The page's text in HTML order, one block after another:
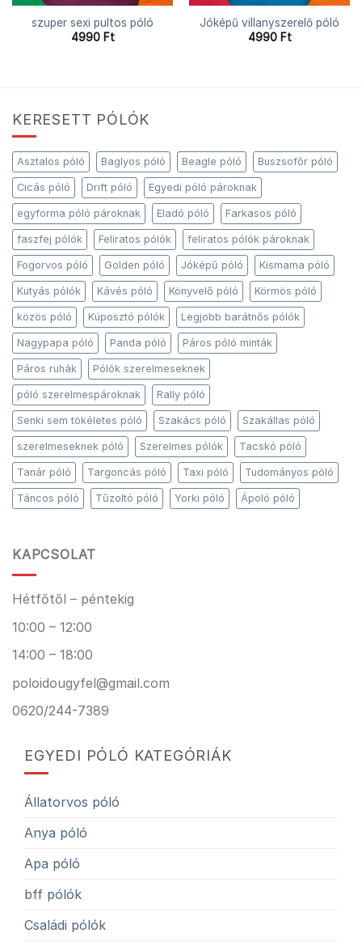
szuper sexi pultos póló
4990 Ft
Jóképű villanyszerelő póló
4990 Ft
KERESETT PÓLÓK
Asztalos póló Baglyos póló Beagle póló Buszsofőr póló
Cicás póló Drift póló Egyedi póló pároknak
egyforma póló pároknak Eladó póló Farkasos póló
faszfej pólók Feliratos pólók feliratos pólók pároknak
Fogorvos póló Golden póló Jóképű póló Kismama póló
Kutyás pólók Kávés póló Könyvelő póló Körmös póló
közös póló Kúposztó pólók Legjobb barátnős pólók
Nagypapa póló Panda póló Páros póló minták
Páros ruhák Pólók szerelmeseknek
póló szerelmespároknak Rally póló
Senki sem tökéletes póló Szakács póló Szakállas póló
szerelmeseknek póló Szerelmes pólók Tacskó póló
Tanár póló Targoncás póló Taxi póló Tudományos póló
Táncos póló Tűzoltó póló Yorki póló Ápoló póló
KAPCSOLAT
Hétfőtől – péntekig
10:00 – 12:00
14:00 – 18:00
poloidougyfel@gmail.com
0620/244-7389
EGYEDI PÓLÓ KATEGÓRIÁK
Állatorvos póló
Anya póló
Apa póló
bff pólók
Családi pólók